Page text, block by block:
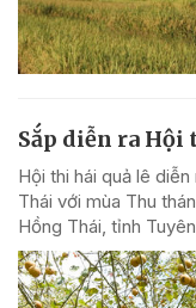
Sắp diễn ra Hội
Hội thi hái quả lê
Thái với mùa Thu
Hồng Thái, tỉnh